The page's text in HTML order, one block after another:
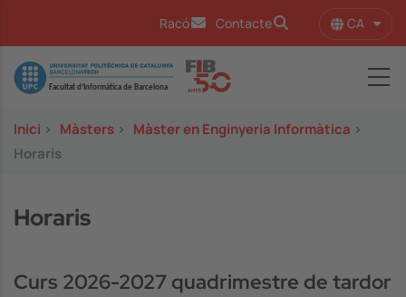
Racó Contacte CA
Image
Inici > Màsters > Màster en Enginyeria Informàtica >
Horaris
Horaris
Curs 2026-2027 quadrimestre de tardor